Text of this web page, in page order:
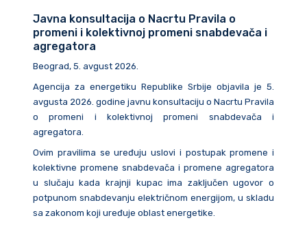
Javna konsultacija o Nacrtu Pravila o
promeni i kolektivnoj promeni snabdevača i
agregatora
Beograd, 5. avgust 2026.
Agencija za energetiku Republike Srbije objavila je 5.
avgusta 2026. godine javnu konsultaciju o Nacrtu Pravila
o promeni i kolektivnoj promeni snabdevača i
agregatora.
Ovim pravilima se uređuju uslovi i postupak promene i
kolektivne promene snabdevača i promene agregatora
u slučaju kada krajnji kupac ima zaključen ugovor o
potpunom snabdevanju električnom energijom, u skladu
sa zakonom koji uređuje oblast energetike.